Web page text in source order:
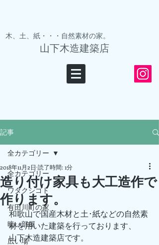
木、土、紙・・・自然素材の家。
山下木造建築店
記事
全カテゴリー
ワタクシゴト
有田川町の家
暗い部屋
広い場
全カテゴリー
造り付け家具も大工造作で
作ります。
2018年11月2日 読了時間: 1分
和歌山で国産木材と土･紙などの自然素
材を用いた建築を行っております、
山下木造建築店です。